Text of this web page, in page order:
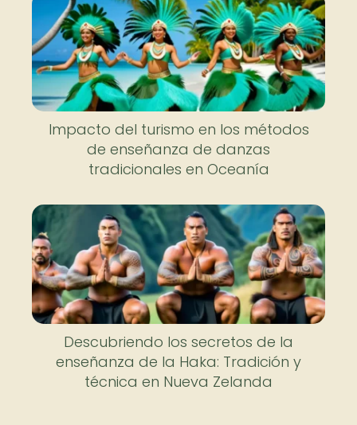
Impacto del turismo en los métodos
de enseñanza de danzas
tradicionales en Oceanía
Descubriendo los secretos de la
enseñanza de la Haka: Tradición y
técnica en Nueva Zelanda